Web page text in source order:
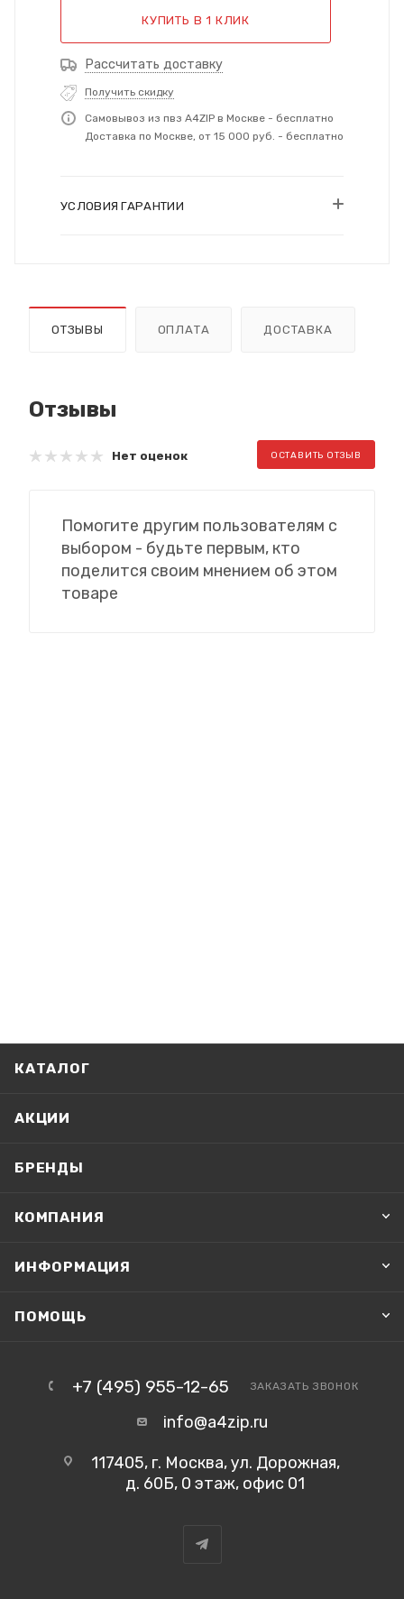
КУПИТЬ В 1 КЛИК
Рассчитать доставку
Получить скидку
Самовывоз из пвз A4ZIP в Москве - бесплатно
Доставка по Москве, от 15 000 руб. - бесплатно
УСЛОВИЯ ГАРАНТИИ
ОТЗЫВЫ ОПЛАТА ДОСТАВКА
Отзывы
Нет оценок ОСТАВИТЬ ОТЗЫВ
Помогите другим пользователям с
выбором - будьте первым, кто
поделится своим мнением об этом
товаре
КАТАЛОГ
АКЦИИ
БРЕНДЫ
КОМПАНИЯ
ИНФОРМАЦИЯ
ПОМОЩЬ
+7 (495) 955-12-65 ЗАКАЗАТЬ ЗВОНОК
info@a4zip.ru
117405, г. Москва, ул. Дорожная,
д. 60Б, 0 этаж, офис 01